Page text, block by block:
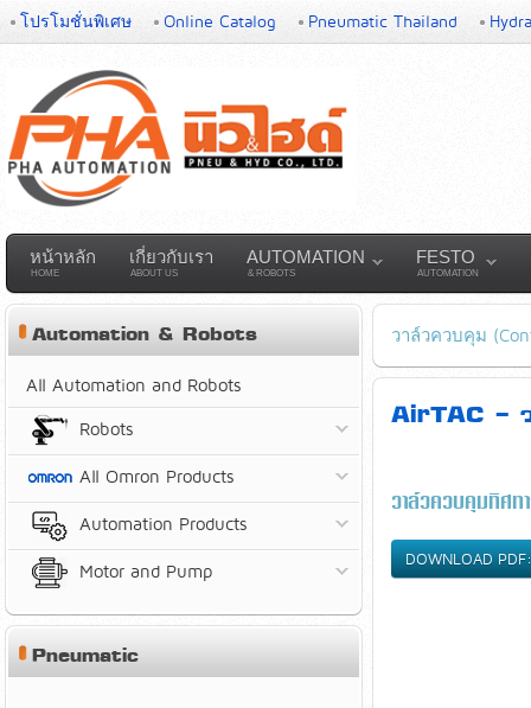
โปรโมชั่นพิเศษ Online Catalog Pneumatic Thailand
หน้าหลัก
HOME
เกี่ยวกับเรา
ABOUT US
AUTOMATION
& ROBOTS
FESTO
AUTOMATION
วาล์วควบคุม
AirTAC -
วาล์วควบคุมทิศท
DOWNLOAD
Automation & Robots
All Automation and Robots
Robots
All Omron Products
Automation Products
Motor and Pump
Pneumatic